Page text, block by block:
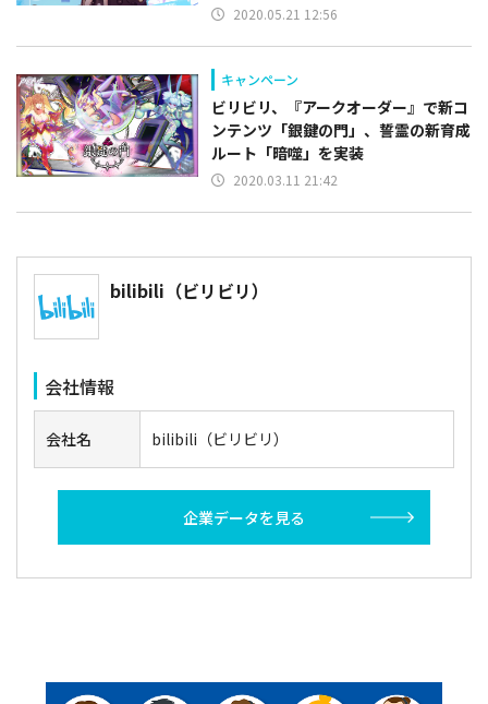
2020.05.21 12:56
キャンペーン
ビリビリ、『アークオーダー』で新コ
ンテンツ「銀鍵の門」、誓霊の新育成
ルート「暗噬」を実装
2020.03.11 21:42
bilibili（ビリビリ）
会社情報
会社名 bilibili（ビリビリ）
企業データを見る